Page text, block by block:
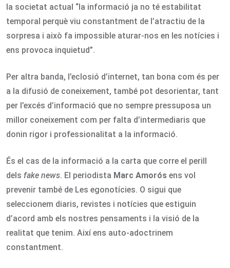
la societat actual “la informació ja no té estabilitat
temporal perquè viu constantment de l’atractiu de la
sorpresa i això fa impossible aturar-nos en les notícies i
ens provoca inquietud”.
Per altra banda, l’eclosió d’internet, tan bona com és per
a la difusió de coneixement, també pot desorientar, tant
per l’excés d’informació que no sempre pressuposa un
millor coneixement com per falta d’intermediaris que
donin rigor i professionalitat a la informació.
És el cas de la informació a la carta que corre el perill
dels fake news. El periodista Marc Amorós ens vol
prevenir també de Les egonotícies. O sigui que
seleccionem diaris, revistes i notícies que estiguin
d’acord amb els nostres pensaments i la visió de la
realitat que tenim. Així ens auto-adoctrinem
constantment.